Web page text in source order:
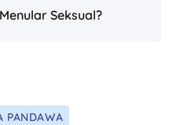
Seksual?
PANDAWA